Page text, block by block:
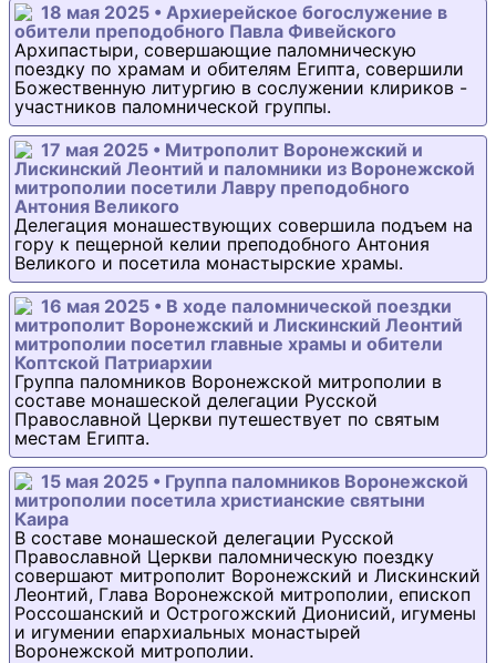
18 мая 2025 • Архиерейское богослужение в
обители преподобного Павла Фивейского
Архипастыри, совершающие паломническую
поездку по храмам и обителям Египта, совершили
Божественную литургию в сослужении клириков -
участников паломнической группы.
17 мая 2025 • Митрополит Воронежский и
Лискинский Леонтий и паломники из Воронежской
митрополии посетили Лавру преподобного
Антония Великого
Делегация монашествующих совершила подъем на
гору к пещерной келии преподобного Антония
Великого и посетила монастырские храмы.
16 мая 2025 • В ходе паломнической поездки
митрополит Воронежский и Лискинский Леонтий
митрополии посетил главные храмы и обители
Коптской Патриархии
Группа паломников Воронежской митрополии в
составе монашеской делегации Русской
Православной Церкви путешествует по святым
местам Египта.
15 мая 2025 • Группа паломников Воронежской
митрополии посетила христианские святыни
Каира
В составе монашеской делегации Русской
Православной Церкви паломническую поездку
совершают митрополит Воронежский и Лискинский
Леонтий, Глава Воронежской митрополии, епископ
Россошанский и Острогожский Дионисий, игумены
и игумении епархиальных монастырей
Воронежской митрополии.